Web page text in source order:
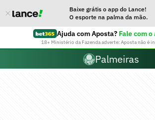
Baixe grátis o app do Lance!
O esporte na palma da mão.
Ajuda com Aposta? Fale com
18+ Ministério da Fazenda adverte: Aposta não é
Palmeiras